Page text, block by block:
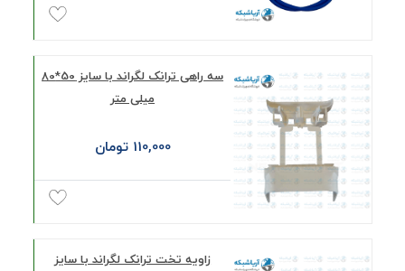
سه راهی ترانک لگراند با سایز 50*80
میلی متر
110,000 تومان
زاویه تخت ترانک لگراند با سایز